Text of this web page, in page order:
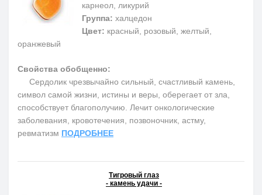
карнеол, ликурий
Группа: халцедон
Цвет: красный, розовый, желтый,
оранжевый
Свойства обобщенно:
Сердолик чрезвычайно сильный, счастливый камень,
символ самой жизни, истины и веры, оберегает от зла,
способствует благополучию. Лечит онкологические
заболевания, кровотечения, позвоночник, астму,
ревматизм ПОДРОБНЕЕ
Тигровый глаз
- камень удачи -